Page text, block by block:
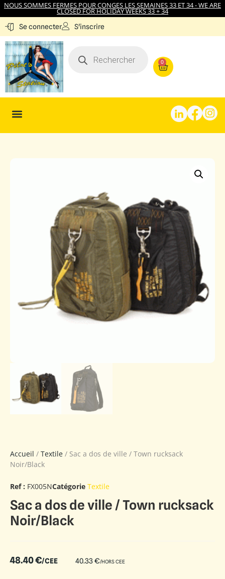
NOUS SOMMES FERMES POUR CONGES LES SEMAINES 33 ET 34 - WE ARE
CLOSED FOR HOLIDAY WEEKS 33 + 34
Se connecter S'inscrire
0
Accueil / Textile / Sac a dos de ville / Town rucksack
Noir/Black
Ref : FX005NCatégorie Textile
Sac a dos de ville / Town rucksack
Noir/Black
48.40€/CEE 40.33€/HORS CEE